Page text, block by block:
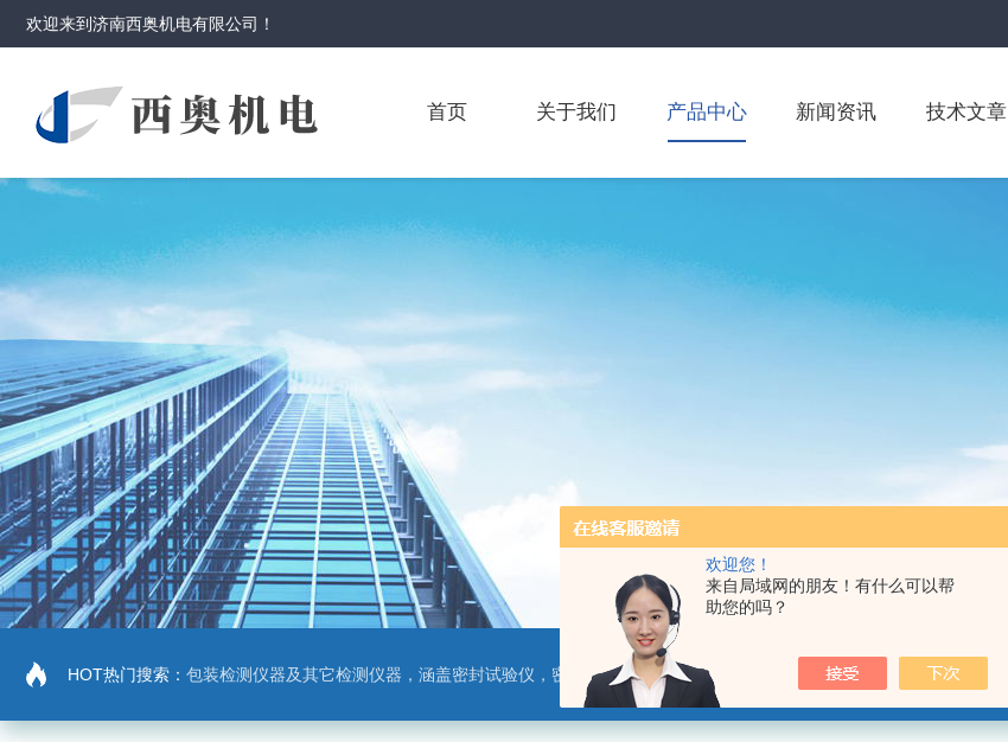
欢迎您！
来自局域网的朋友！有什么可以帮
助您的吗？
欢迎来到济南西奥机电有限公司 ！
首页 关于我们 产品中心 新闻资讯 技术文章
HOT热门搜索： 包装检测仪器及其它检测仪器，涵盖密封试验仪，密封与泄漏强度测试仪，拉力机，抗压机，热封试验仪，摩擦系数仪，剥离力测试仪，医药包装检测仪，冲击试验仪，安瓿瓶折断力测试仪，垂直度偏差测试仪，扭矩仪，